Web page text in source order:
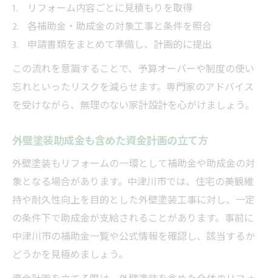
リフォーム内容ごとに見積もりを取得
各補助金・助成金の対象工事と条件を照合
申請書類をまとめて準備し、計画的に提出
この流れを意識することで、予算オーバーや制度の使い
忘れといったリスクを減らせます。専門家のアドバイス
を受けながら、無理のない家計設計を心がけましょう。
外壁塗装助成金も含めた資金計画の立て方
外壁塗装もリフォームの一環として補助金や助成金の対
象となる場合があります。中津川市では、住宅の美観維
持や耐久性向上を目的とした外壁塗装工事に対し、一定
の条件下で助成金が支給されることがあります。事前に
中津川市の補助金一覧や公式情報を確認し、該当するか
どうかを見極めましょう。